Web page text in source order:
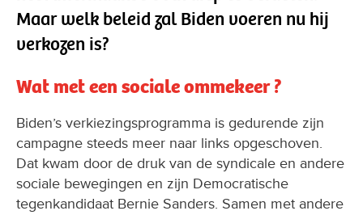
Maar welk beleid zal Biden voeren nu hij
verkozen is?
Wat met een sociale ommekeer ?
Biden’s verkiezingsprogramma is gedurende zijn
campagne steeds meer naar links opgeschoven.
Dat kwam door de druk van de syndicale en andere
sociale bewegingen en zijn Democratische
tegenkandidaat Bernie Sanders. Samen met andere